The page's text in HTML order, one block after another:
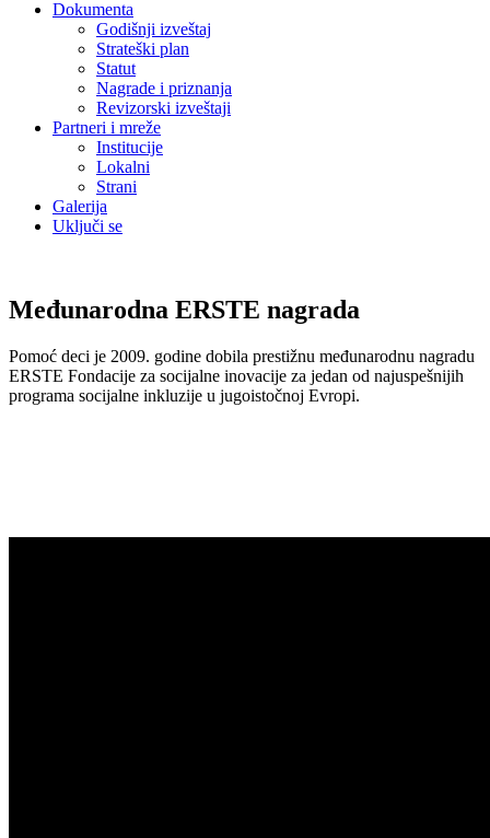
Dokumenta
Godišnji izveštaj
Strateški plan
Statut
Nagrade i priznanja
Revizorski izveštaji
Partneri i mreže
Institucije
Lokalni
Strani
Galerija
Uključi se
Međunarodna ERSTE nagrada
Pomoć deci je 2009. godine dobila prestižnu međunarodnu nagradu
ERSTE Fondacije za socijalne inovacije za jedan od najuspešnijih
programa socijalne inkluzije u jugoistočnoj Evropi.